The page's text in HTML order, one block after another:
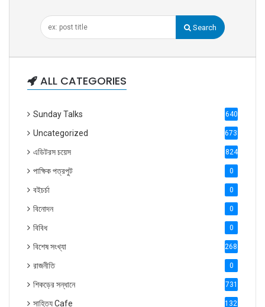
Search
ALL CATEGORIES
Sunday Talks 640
Uncategorized 6738
এডিটরস চয়েস 824
পাক্ষিক পত্রপুট 0
বইচর্চা 0
বিনোদন 0
বিবিধ 0
বিশেষ সংখ্যা 2686
রাজনীতি 0
শিকড়ের সন্ধানে 731
সাহিত্য Cafe 1321